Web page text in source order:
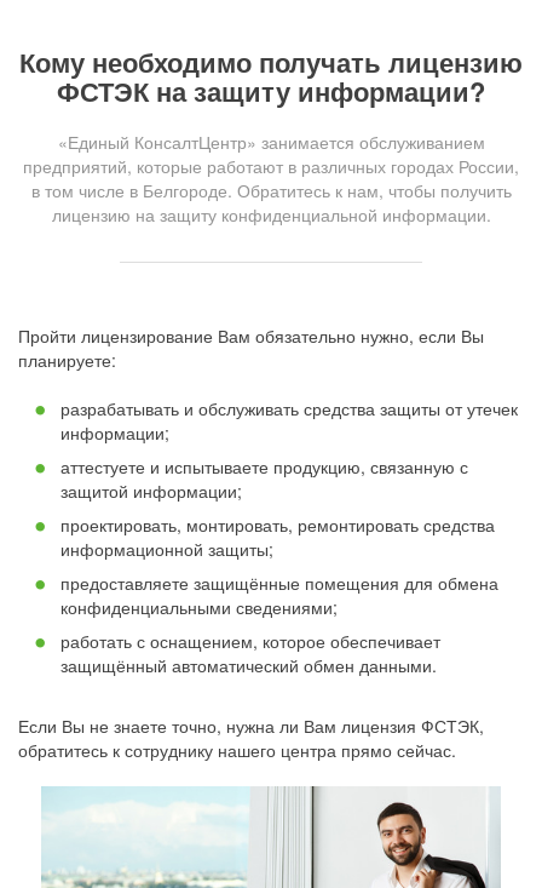
Кому необходимо получать лицензию
ФСТЭК на защиту информации?
«Единый КонсалтЦентр» занимается обслуживанием
предприятий, которые работают в различных городах России,
в том числе в Белгороде. Обратитесь к нам, чтобы получить
лицензию на защиту конфиденциальной информации.
Пройти лицензирование Вам обязательно нужно, если Вы
планируете:
разрабатывать и обслуживать средства защиты от утечек
информации;
аттестуете и испытываете продукцию, связанную с
защитой информации;
проектировать, монтировать, ремонтировать средства
информационной защиты;
предоставляете защищённые помещения для обмена
конфиденциальными сведениями;
работать с оснащением, которое обеспечивает
защищённый автоматический обмен данными.
Если Вы не знаете точно, нужна ли Вам лицензия ФСТЭК,
обратитесь к сотруднику нашего центра прямо сейчас.